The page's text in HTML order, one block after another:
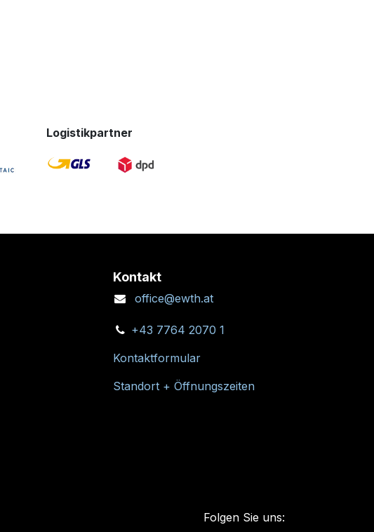
Logistikpartner
Kontakt
office@ewth.at
+43 7764 2070 1
Kontaktformular
Standort + Öffnungszeiten
Folgen Sie uns: